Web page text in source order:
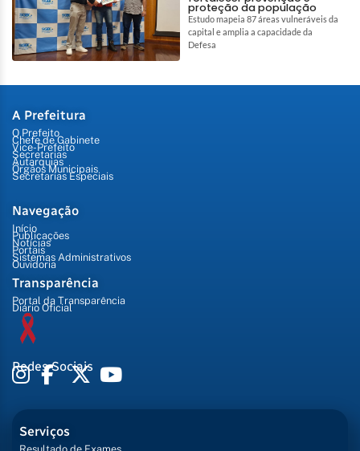
proteção da população
Estudo mapeia 87 áreas vulneráveis da
capital e amplia a capacidade da
Defesa
A Prefeitura
O Prefeito
Chefe de Gabinete
Vice-Prefeito
Secretarias
Autarquias
Órgãos Municipais
Secretarias Especiais
Navegação
Início
Publicações
Notícias
Portais
Sistemas Administrativos
Ouvidoria
Transparência
Portal da Transparência
Diário Oficial
Redes Sociais
Serviços